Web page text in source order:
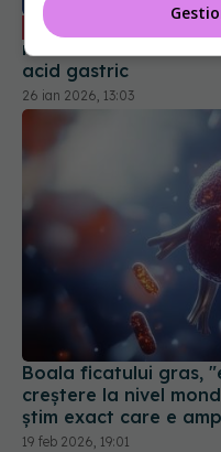
EXCLUSIV
mai frecventă. Dr.
acid gastric
26 ian 2026, 13:03
Boala ficatului gras,
creștere la nivel
știm exact care e
19 feb 2026, 19:01